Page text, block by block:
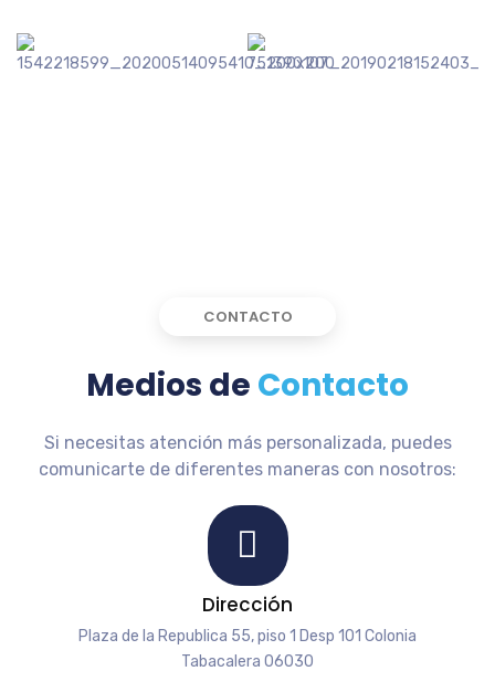
CONTACTO
Medios de Contacto
Si necesitas atención más personalizada, puedes
comunicarte de diferentes maneras con nosotros:
Dirección
Plaza de la Republica 55, piso 1 Desp 101 Colonia
Tabacalera 06030